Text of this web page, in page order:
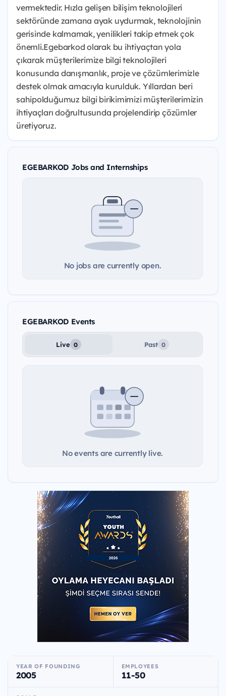
vermektedir. Hızla gelişen bilişim teknolojileri
sektöründe zamana ayak uydurmak, teknolojinin
gerisinde kalmamak, yenilikleri takip etmek çok
önemli.Egebarkod olarak bu ihtiyaçtan yola
çıkarak müşterilerimize bilgi teknolojileri
konusunda danışmanlık, proje ve çözümlerimizle
destek olmak amacıyla kurulduk. Yıllardan beri
sahipolduğumuz bilgi birikimimizi müşterilerimizin
ihtiyaçları doğrultusunda projelendirip çözümler
üretiyoruz.
EGEBARKOD Jobs and Internships
No jobs are currently open.
EGEBARKOD Events
Live 0 Past 0
No events are currently live.
YEAR OF FOUNDING
2005
EMPLOYEES
11-50